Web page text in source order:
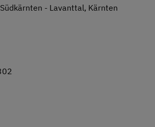
- Lavanttal, Kärnten